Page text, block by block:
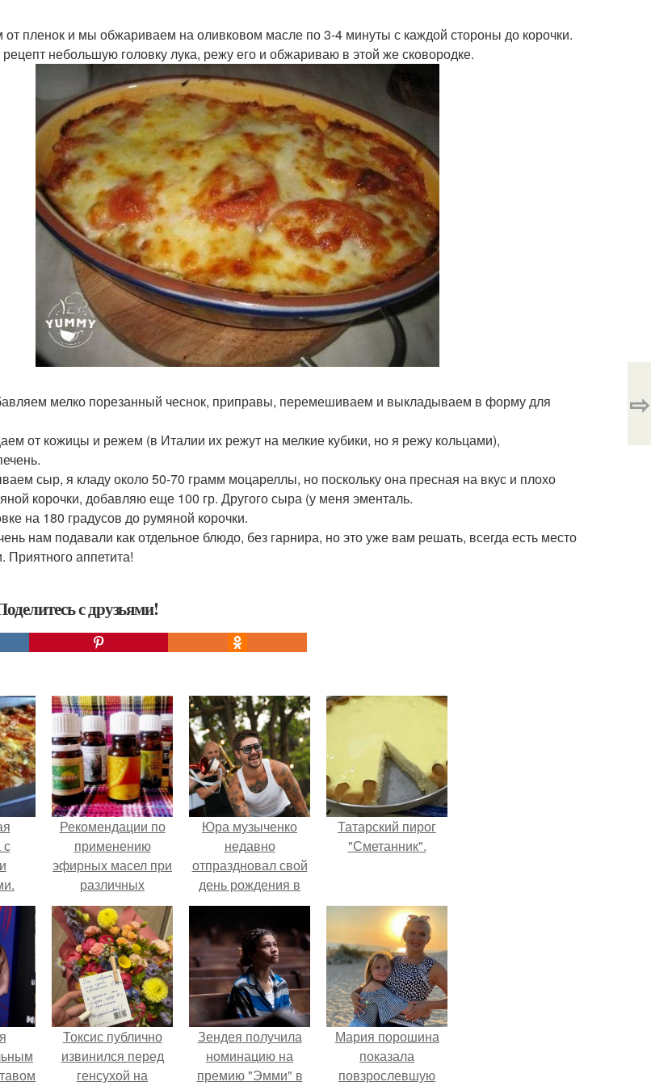
от пленок и мы обжариваем на оливковом масле по 3-4 минуты с каждой стороны до корочки.
небольшую головку лука, режу его и обжариваю в этой же сковородке.
мелко порезанный чеснок, приправы, перемешиваем и выкладываем в форму для
от кожицы и режем (в Италии их режут на мелкие кубики, но я режу кольцами),
сыр, я кладу около 50-70 грамм моцареллы, но поскольку она пресная на вкус и плохо
корочки, добавляю еще 100 гр. Другого сыра (у меня эменталь.
на 180 градусов до румяной корочки.
нам подавали как отдельное блюдо, без гарнира, но это уже вам решать, всегда есть место
Приятного аппетита!
с друзьями!
⇨
с
Рекомендации по
применению
эфирных масел при
различных
проблемах с кожей
лица:
Юра музыченко
недавно
отпраздновал свой
день рождения в
кругу самых
близких и родных
людей.
Татарский пирог
"Сметанник".
Токсис публично
извинился перед
генсухой на
Зендея получила
номинацию на
премию "Эмми" в
Мария порошина
показала
повзрослевшую